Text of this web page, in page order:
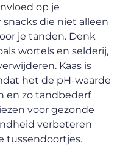
op je
die niet alleen
je tanden. Denk
wortels en selderij,
Kaas is
het de pH-waarde
en zo tandbederf
voor gezonde
verbeteren
tussendoortjes.